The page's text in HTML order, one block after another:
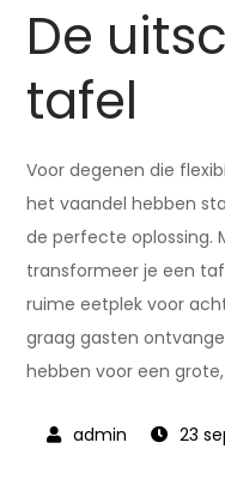
De
tafel
Voor degenen die
het vaandel hebben
de perfecte oplossing.
transformeer je een
ruime eetplek voor
graag gasten
hebben voor een
23